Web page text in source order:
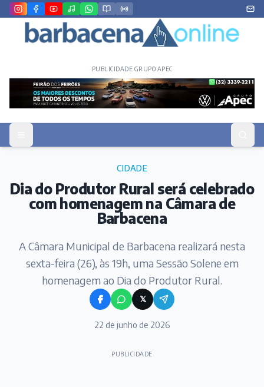
PUBLICIDADE GRUPO APEC
CIDADE
Dia do Produtor Rural será celebrado
com homenagem na Câmara de
Barbacena
A Câmara Municipal de Barbacena realizará nesta
sexta-feira (26), às 19h, uma Sessão Solene em
homenagem ao Dia do Produtor Rural.
𝕏
22 de junho de 2026
PUBLICIDADE